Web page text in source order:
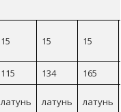
15 15 15
115 134
165
латунь латунь латунь